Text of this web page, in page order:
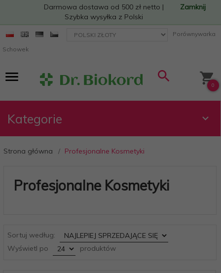
Darmowa dostawa od 500 zł netto |
Szybka wysyłka z Polski
Zamknij
currency_h Porównywarka
Schowek
0
Kategorie
Strona główna Profesjonalne Kosmetyki
Profesjonalne Kosmetyki
Sortuj według:
sort
Wyświetl po
pop produktów